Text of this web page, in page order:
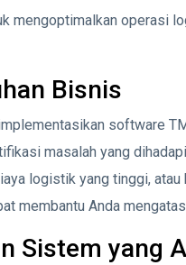
mengoptimalkan operasi
Bisnis
software
masalah yang
logistik yang tinggi,
membantu Anda
Sistem yang